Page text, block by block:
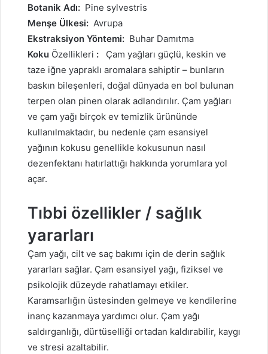
Botanik Adı: Pine sylvestris
Menşe Ülkesi: Avrupa
Ekstraksiyon Yöntemi: Buhar Damıtma
Koku Özellikleri : Çam yağları güçlü, keskin ve
taze iğne yapraklı aromalara sahiptir – bunların
baskın bileşenleri, doğal dünyada en bol bulunan
terpen olan pinen olarak adlandırılır. Çam yağları
ve çam yağı birçok ev temizlik ürününde
kullanılmaktadır, bu nedenle çam esansiyel
yağının kokusu genellikle kokusunun nasıl
dezenfektanı hatırlattığı hakkında yorumlara yol
açar.
Tıbbi özellikler / sağlık
yararları
Çam yağı, cilt ve saç bakımı için de derin sağlık
yararları sağlar. Çam esansiyel yağı, fiziksel ve
psikolojik düzeyde rahatlamayı etkiler.
Karamsarlığın üstesinden gelmeye ve kendilerine
inanç kazanmaya yardımcı olur. Çam yağı
saldırganlığı, dürtüselliği ortadan kaldırabilir, kaygı
ve stresi azaltabilir.